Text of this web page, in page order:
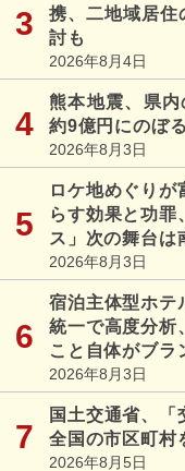
携、二地域居
討も
2026年8月4日
熊本地震、県内
約9億円にのぼ
2026年8月3日
ロケ地めぐりが
らす効果と功罪
ス」次の舞台は
2026年8月3日
宿泊主体型ホ
統一で高度分析
こと自体がブラ
2026年8月3日
国土交通省、「
全国の市区町村
2026年8月5日